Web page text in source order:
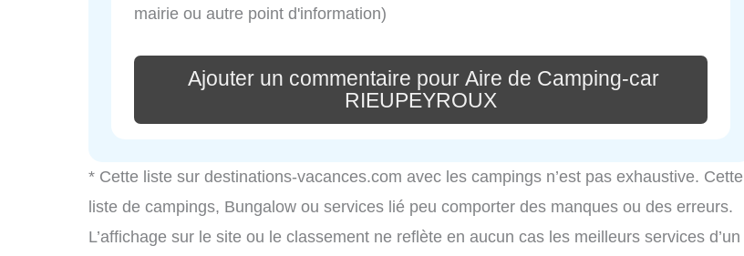
mairie ou autre point d'information)
Ajouter un commentaire pour Aire de Camping-car
RIEUPEYROUX
* Cette liste sur destinations-vacances.com avec les campings n’est pas exhaustive. Cette
liste de campings, Bungalow ou services lié peu comporter des manques ou des erreurs.
L’affichage sur le site ou le classement ne reflète en aucun cas les meilleurs services d’un